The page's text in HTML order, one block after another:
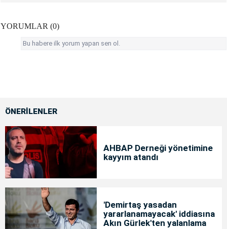
YORUMLAR (0)
Bu habere ilk yorum yapan sen ol.
ÖNERİLENLER
AHBAP Derneği yönetimine
kayyım atandı
'Demirtaş yasadan
yararlanamayacak' iddiasına
Akın Gürlek'ten yalanlama